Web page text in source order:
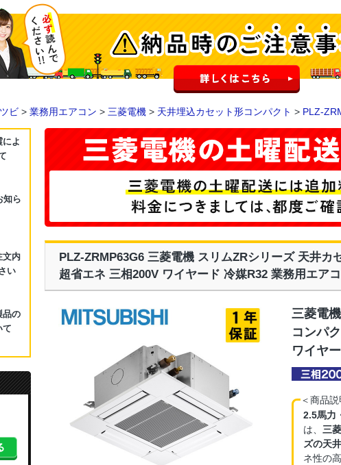
ビ > 業務用エアコン > 三菱電機 > 天井埋込カセット形コンパクト > PLZ-
PLZ-ZRMP63G6 三菱電機 スリムZRシリーズ 天井
超省エネ 三相200V ワイヤード 冷媒R32 業務用エア
三菱電
コンパ
ワイヤ
＜商品説
2.5馬力
は、 三
ズの天
ネ性の
よ
知ら
文内
い
品の
て